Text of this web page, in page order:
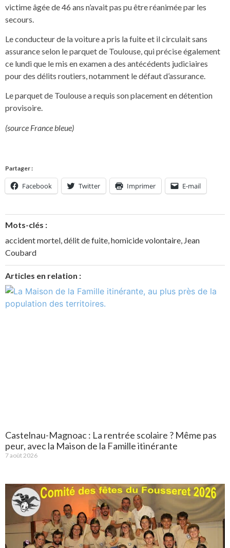
victime âgée de 46 ans n’avait pas pu être réanimée par les
secours.
Le conducteur de la voiture a pris la fuite et il circulait sans
assurance selon le parquet de Toulouse, qui précise également
ce lundi que le mis en examen a des antécédents judiciaires
pour des délits routiers, notamment le défaut d’assurance.
Le parquet de Toulouse a requis son placement en détention
provisoire.
(source France bleue)
Partager :
Facebook Twitter Imprimer E-mail
Mots-clés :
accident mortel délit de fuite homicide volontaire Jean
Coubard
Articles en relation :
Castelnau-Magnoac : La rentrée scolaire ? Même pas
peur, avec la Maison de la Famille itinérante
7 août 2026